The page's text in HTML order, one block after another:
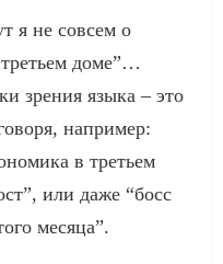
я не совсем о
доме”…
зрения языка – это
например:
в третьем
или даже “босс
месяца”.